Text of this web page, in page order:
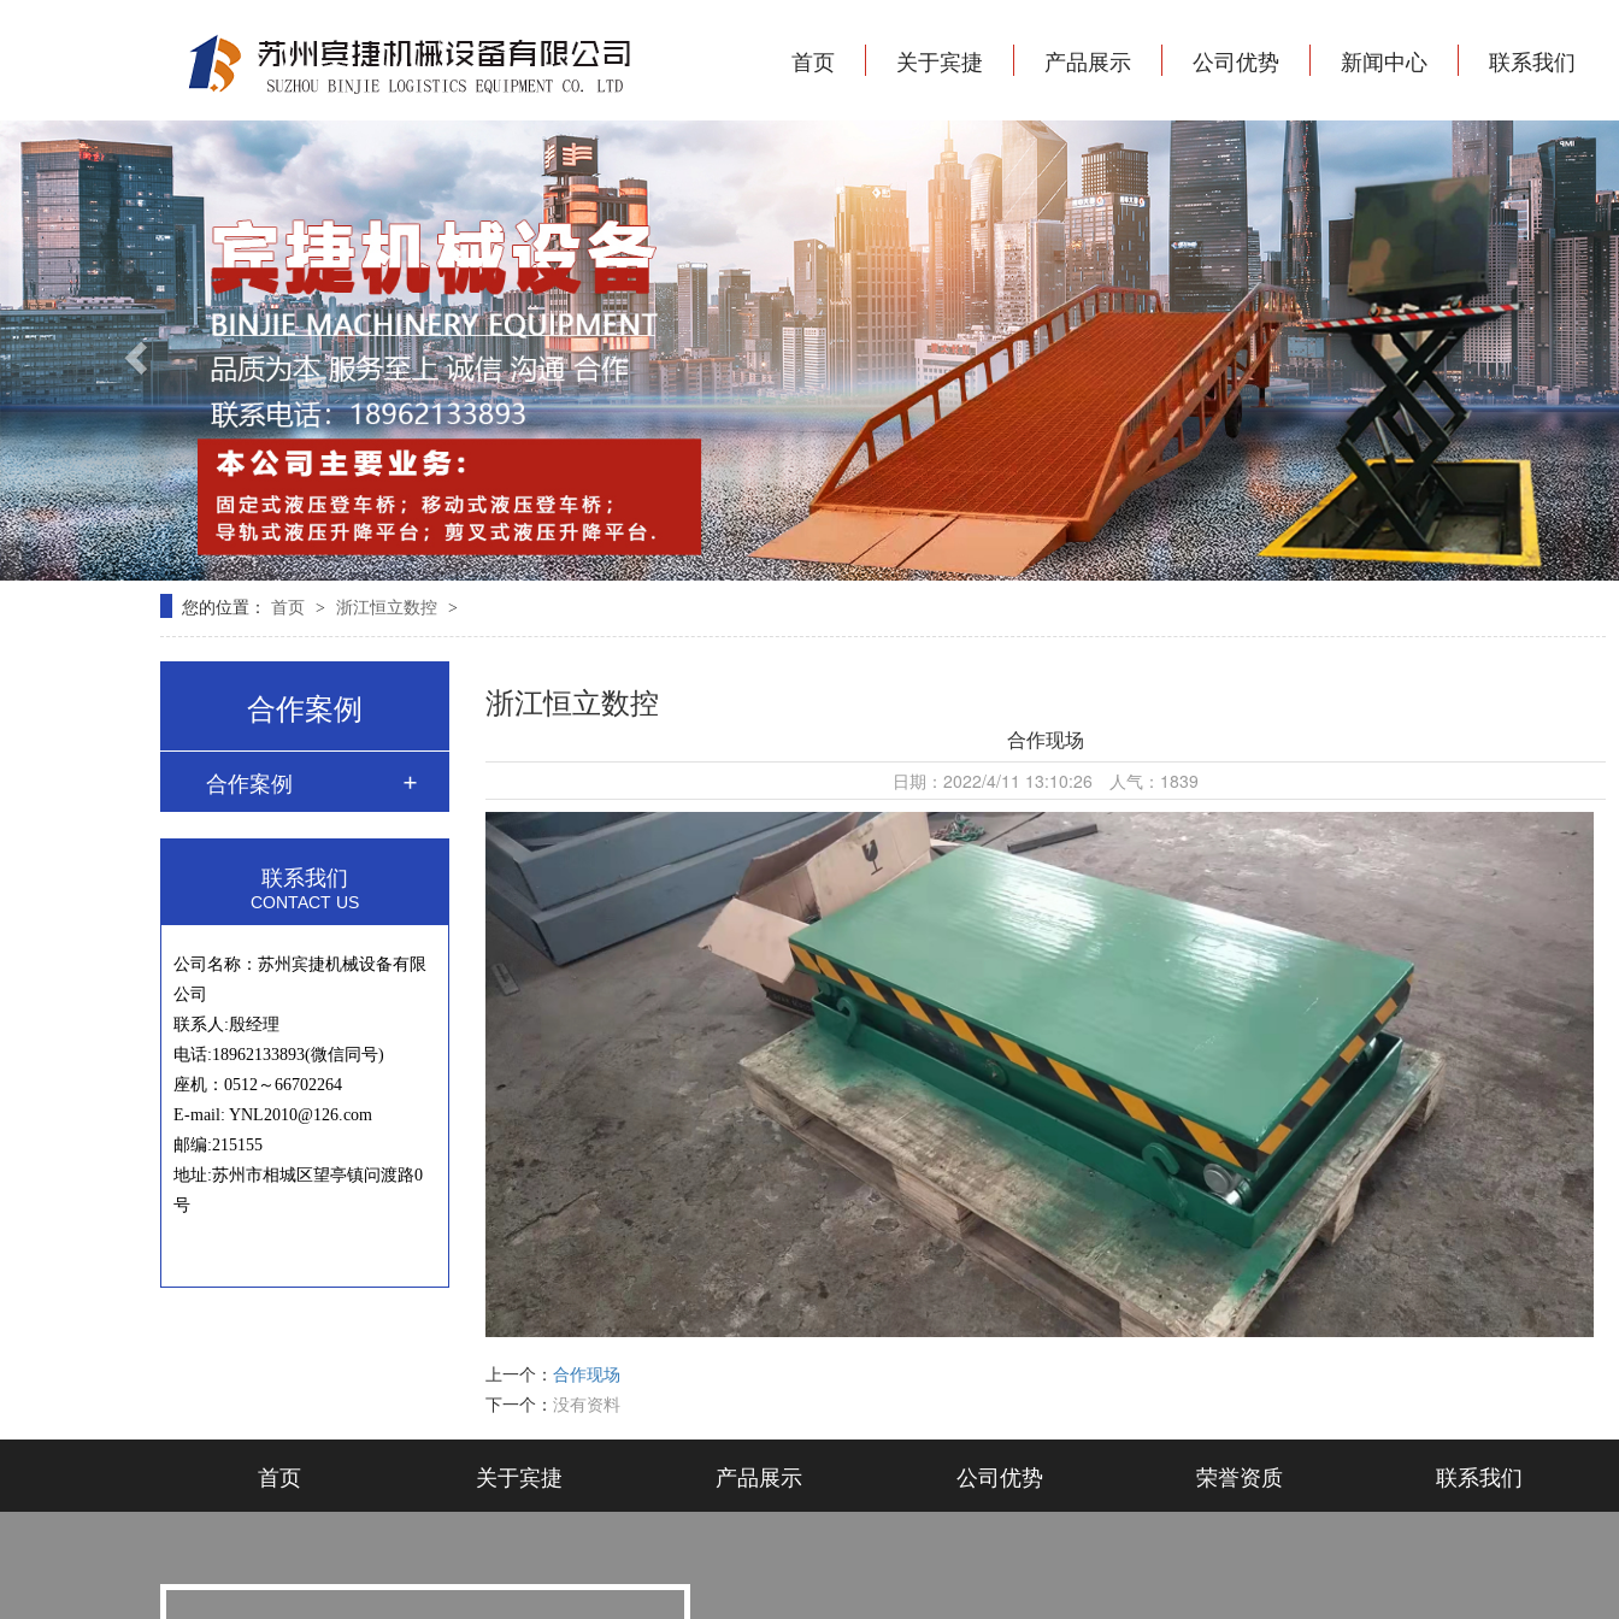
首页 关于宾捷 产品展示 公司优势 新闻中心 联系我们
您的位置： 首页 > 浙江恒立数控 >
合作案例
合作案例
联系我们
CONTACT US
公司名称：苏州宾捷机械设备有限
公司
联系人:殷经理
电话:18962133893(微信同号)
座机：0512～66702264
E-mail: YNL2010@126.com
邮编:215155
地址:苏州市相城区望亭镇问渡路0
号
浙江恒立数控
合作现场
日期：2022/4/11 13:10:26 人气：1839
上一个： 合作现场
下一个： 没有资料
首页 关于宾捷 产品展示 公司优势 荣誉资质 联系我们